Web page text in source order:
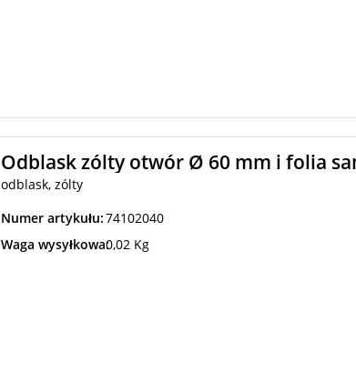
Odblask zólty otwór Ø 60 mm i folia
odblask, zólty
Numer artykułu:74102040
Waga wysyłkowa:0,02 Kg